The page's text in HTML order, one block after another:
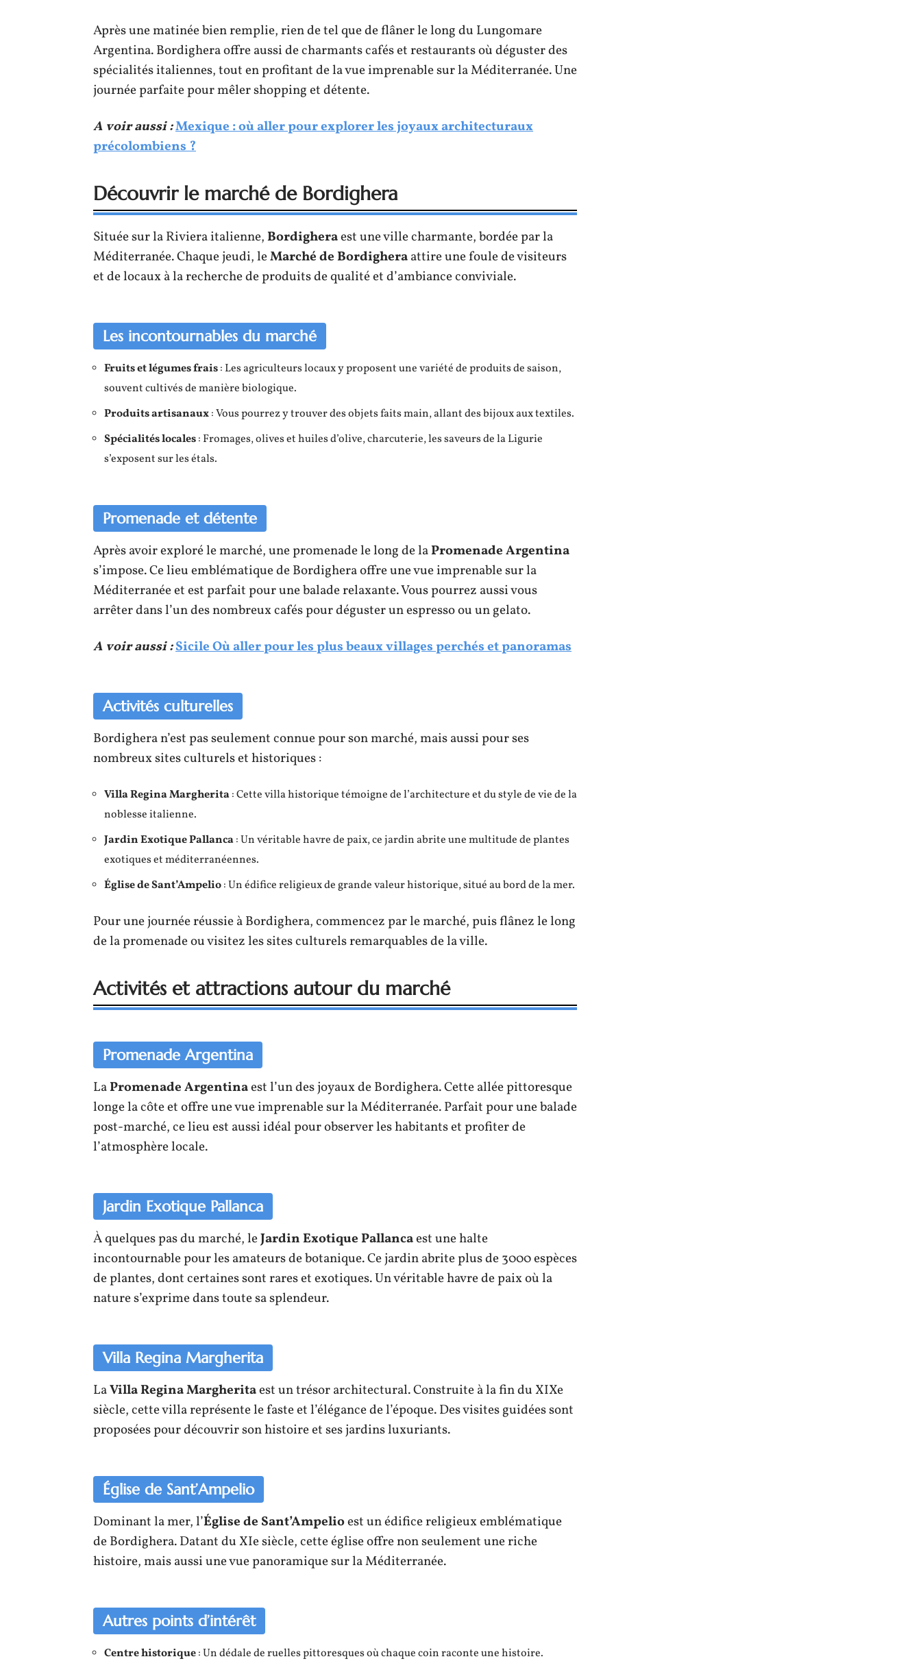
Après une matinée bien remplie, rien de tel que de flâner le long du Lungomare
Argentina. Bordighera offre aussi de charmants cafés et restaurants où déguster des
spécialités italiennes, tout en profitant de la vue imprenable sur la Méditerranée. Une
journée parfaite pour mêler shopping et détente.
A voir aussi :Mexique : où aller pour explorer les joyaux architecturaux
précolombiens ?
Découvrir le marché de Bordighera
Située sur la Riviera italienne,Bordigheraest une ville charmante, bordée par la
Méditerranée. Chaque jeudi, leMarché de Bordigheraattire une foule de visiteurs
et de locaux à la recherche de produits de qualité et d’ambiance conviviale.
Les incontournables du marché
Fruits et légumes frais: Les agriculteurs locaux y proposent une variété de produits de saison,
souvent cultivés de manière biologique.
Produits artisanaux: Vous pourrez y trouver des objets faits main, allant des bijoux aux textiles.
Spécialités locales: Fromages, olives et huiles d’olive, charcuterie, les saveurs de la Ligurie
s’exposent sur les étals.
Promenade et détente
Après avoir exploré le marché, une promenade le long de laPromenade Argentina
s’impose. Ce lieu emblématique de Bordighera offre une vue imprenable sur la
Méditerranée et est parfait pour une balade relaxante. Vous pourrez aussi vous
arrêter dans l’un des nombreux cafés pour déguster un espresso ou un gelato.
A voir aussi :Sicile Où aller pour les plus beaux villages perchés et panoramas
Activités culturelles
Bordighera n’est pas seulement connue pour son marché, mais aussi pour ses
nombreux sites culturels et historiques :
Villa Regina Margherita: Cette villa historique témoigne de l’architecture et du style de vie de la
noblesse italienne.
Jardin Exotique Pallanca: Un véritable havre de paix, ce jardin abrite une multitude de plantes
exotiques et méditerranéennes.
Église de Sant’Ampelio: Un édifice religieux de grande valeur historique, situé au bord de la mer.
Pour une journée réussie à Bordighera, commencez par le marché, puis flânez le long
de la promenade ou visitez les sites culturels remarquables de la ville.
Activités et attractions autour du marché
Promenade Argentina
LaPromenade Argentinaest l’un des joyaux de Bordighera. Cette allée pittoresque
longe la côte et offre une vue imprenable sur la Méditerranée. Parfait pour une balade
post-marché, ce lieu est aussi idéal pour observer les habitants et profiter de
l’atmosphère locale.
Jardin Exotique Pallanca
À quelques pas du marché, leJardin Exotique Pallancaest une halte
incontournable pour les amateurs de botanique. Ce jardin abrite plus de 3000 espèces
de plantes, dont certaines sont rares et exotiques. Un véritable havre de paix où la
nature s’exprime dans toute sa splendeur.
Villa Regina Margherita
LaVilla Regina Margheritaest un trésor architectural. Construite à la fin du XIXe
siècle, cette villa représente le faste et l’élégance de l’époque. Des visites guidées sont
proposées pour découvrir son histoire et ses jardins luxuriants.
Église de Sant’Ampelio
Dominant la mer, l’Église de Sant’Ampelioest un édifice religieux emblématique
de Bordighera. Datant du XIe siècle, cette église offre non seulement une riche
histoire, mais aussi une vue panoramique sur la Méditerranée.
Autres points d’intérêt
Centre historique: Un dédale de ruelles pittoresques où chaque coin raconte une histoire.